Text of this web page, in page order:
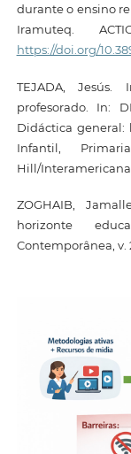
durante o ensino
Iramuteq.
https://doi.org/
TEJADA,
profesorado. In:
Didáctica general:
Infantil,
Hill/Interamericana
ZOGHAIB,
horizonte
Contemporânea, v.